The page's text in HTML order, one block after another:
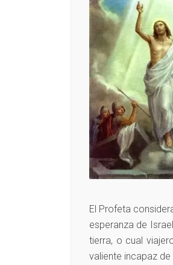
El Profeta
esperanza de
tierra, o cual
valiente incapaz